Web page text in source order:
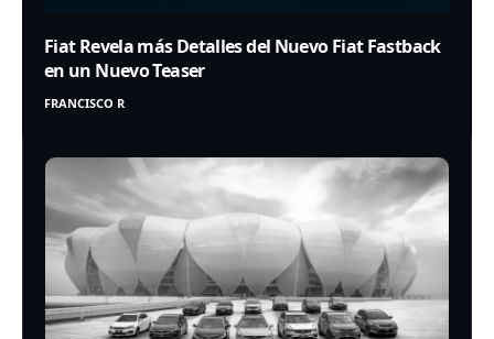
Fiat Revela más Detalles del Nuevo Fiat Fastback
en un Nuevo Teaser
FRANCISCO R